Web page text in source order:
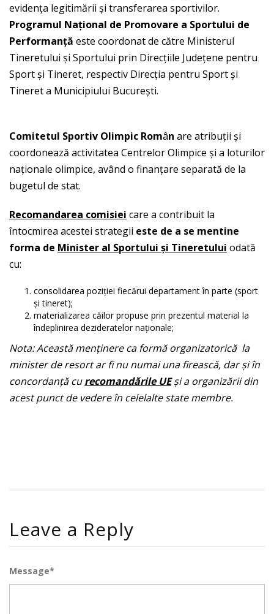
evidenţa legitimării şi transferarea sportivilor.
Programul Naţional de Promovare a Sportului de
Performanţă este coordonat de către Ministerul
Tineretului şi Sportului prin Direcţiile Judeţene pentru
Sport şi Tineret, respectiv Direcţia pentru Sport şi
Tineret a Municipiului Bucureşti.
Comitetul Sportiv Olimpic Român are atribuţii şi
coordonează activitatea Centrelor Olimpice şi a loturilor
naţionale olimpice, având o finanţare separată de la
bugetul de stat.
Recomandarea comisiei care a contribuit la
întocmirea acestei strategii este de a se mentine
forma de Minister al Sportului şi Tineretului odată
cu:
consolidarea poziţiei fiecărui departament în parte (sport
şi tineret);
materializarea căilor propuse prin prezentul material la
îndeplinirea dezideratelor naţionale;
Nota:Această menţinere ca formă organizatorică la
minister de resort ar fi nu numai una firească, darşiîn
concordanţăcurecomandările UE şi a organizării din
acest punct de vedereîn celelalte state membre.
Leave a Reply
Message*